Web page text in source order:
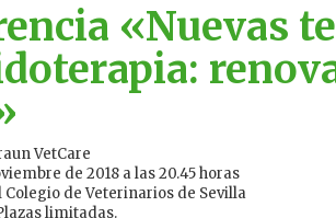
«Nuevas
VetCare
de 2018 a las 20.45 horas
Colegio de Veterinarios de Sevilla
limitadas.